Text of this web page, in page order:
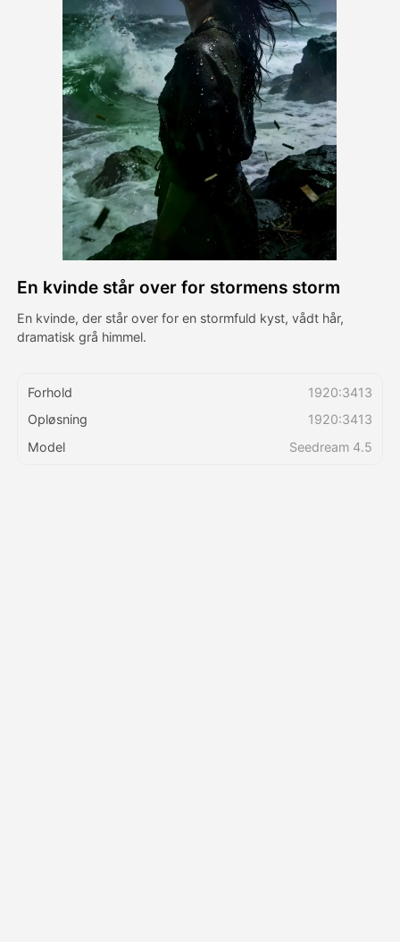
Avatar video
AI video
Foto:
Andre værktøjer
Se alle skabeloner
Galleri
Priser
En kvinde står over for stormens storm
En kvinde, der står over for en stormfuld kyst, vådt hår,
dramatisk grå himmel.
Forhold
1920:3413
Opløsning
1920:3413
Model
Seedream 4.5